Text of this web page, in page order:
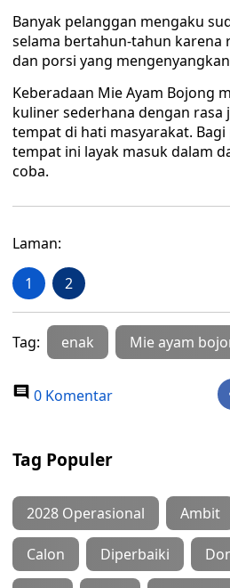
Banyak pelanggan mengaku
selama bertahun-tahun karena
dan porsi yang
Keberadaan Mie Ayam Bojong
kuliner sederhana dengan
tempat di hati masyarakat.
tempat ini layak masuk dalam
coba.
Laman:
1 2
Tag: enak Mie ayam
0 Komentar
Tag Populer
2028 Operasional Ambit
Calon Diperbaiki